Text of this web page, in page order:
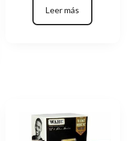
Leer más